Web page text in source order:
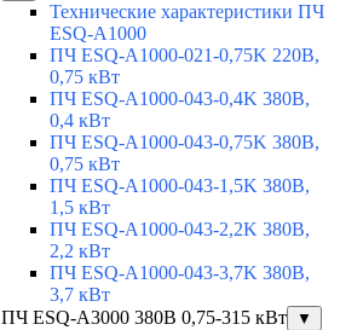
Технические характеристики ПЧ
ESQ-A1000
ПЧ ESQ-A1000-021-0,75K 220В,
0,75 кВт
ПЧ ESQ-A1000-043-0,4K 380В,
0,4 кВт
ПЧ ESQ-A1000-043-0,75K 380В,
0,75 кВт
ПЧ ESQ-A1000-043-1,5K 380В,
1,5 кВт
ПЧ ESQ-A1000-043-2,2K 380В,
2,2 кВт
ПЧ ESQ-A1000-043-3,7K 380В,
3,7 кВт
ПЧ ESQ-A3000 380В 0,75-315 кВт
▼